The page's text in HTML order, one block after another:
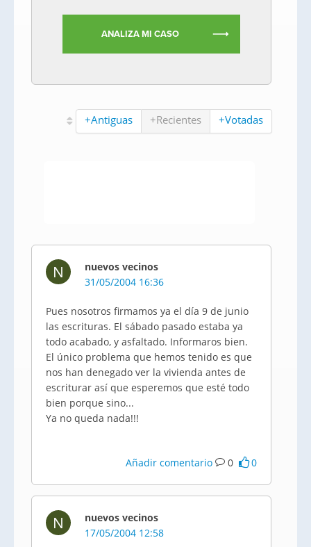
ANALIZA MI CASO
+Antiguas +Recientes +Votadas
N
nuevos vecinos
31/05/2004 16:36
Pues nosotros firmamos ya el día 9 de junio
las escrituras. El sábado pasado estaba ya
todo acabado, y asfaltado. Informaros bien.
El único problema que hemos tenido es que
nos han denegado ver la vivienda antes de
escriturar así que esperemos que esté todo
bien porque sino...
Ya no queda nada!!!
Añadir comentario 0 0
N
nuevos vecinos
17/05/2004 12:58